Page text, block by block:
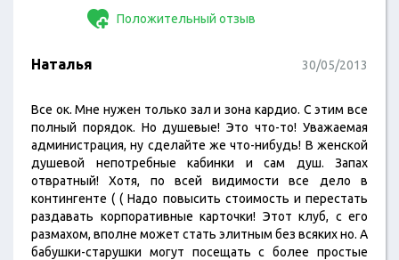
Положительный отзыв
Наталья 30/05/2013
Все ок. Мне нужен только зал и зона кардио. С этим все
полный порядок. Но душевые! Это что-то! Уважаемая
администрация, ну сделайте же что-нибудь! В женской
душевой непотребные кабинки и сам душ. Запах
отвратный! Хотя, по всей видимости все дело в
контингенте ( ( Надо повысить стоимость и перестать
раздавать корпоративные карточки! Этот клуб, с его
размахом, вполне может стать элитным без всяких но. А
бабушки-старушки могут посещать с более простые